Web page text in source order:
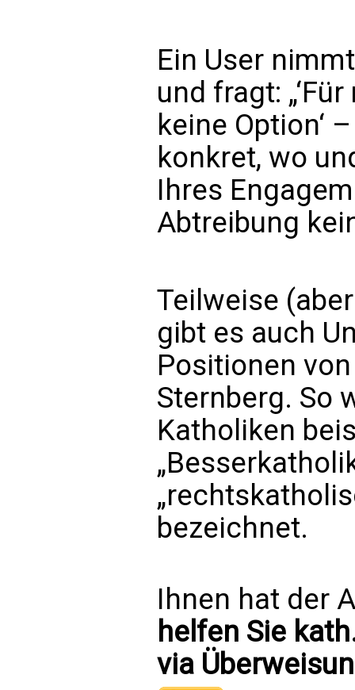
Ein User
und fragt:
keine Option‘
konkret, wo
Ihres
Abtreibung
Teilweise
gibt es auch
Positionen
Sternberg. So
Katholiken
bezeichnet.
Ihnen hat der
helfen Sie
via